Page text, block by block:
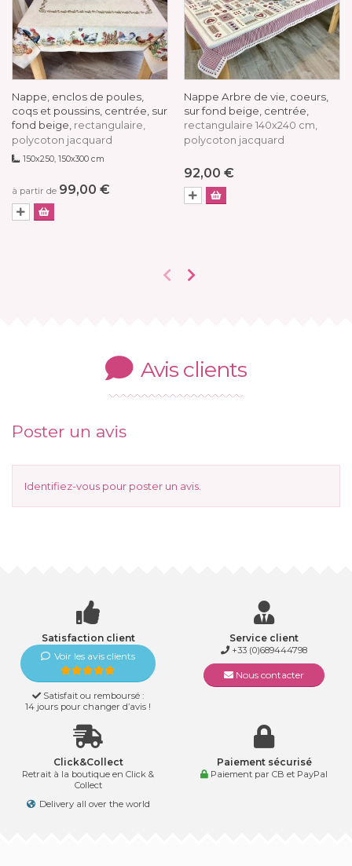
Nappe, enclos de poules,
coqs et poussins, centrée, sur
fond beige, rectangulaire,
polycoton jacquard
150x250, 150x300 cm
à partir de 99,00 €
Nappe Arbre de vie, coeurs,
sur fond beige, centrée,
rectangulaire 140x240 cm,
polycoton jacquard
92,00 €
Avis clients
Poster un avis
Identifiez-vous pour poster un avis.
Satisfaction client
Voir les avis clients
Satisfait ou remboursé :
14 jours pour changer d’avis !
Service client
+33 (0)689444798
Nous contacter
Click&Collect
Retrait à la boutique en Click &
Collect
Delivery all over the world
Paiement sécurisé
Paiement par CB et PayPal